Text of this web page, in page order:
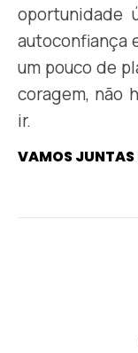
oportunidade
autoconfiança
um pouco de
coragem, não
ir.
VAMOS JUNTAS